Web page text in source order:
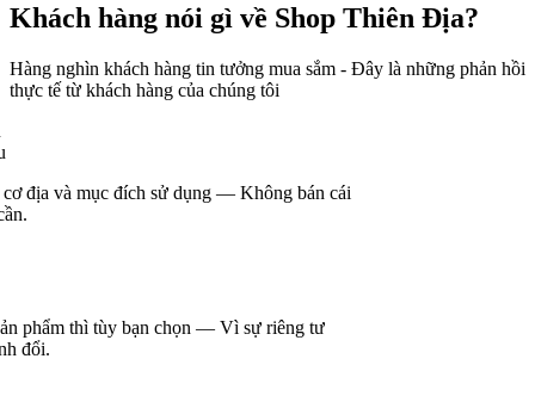
Khách hàng nói gì về Shop Thiên Địa?
Hàng nghìn khách hàng tin tưởng mua sắm - Đây là những phản hồi
thực tế từ khách hàng của chúng tôi
dụng — Không bán cái
— Vì sự riêng tư